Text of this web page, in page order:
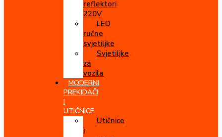
reflektori
220V
LED
ručne
svjetiljke
Svjetiljke
za
vozila
MODERNI
PREKIDAČI
I
UTIČNICE
Utičnice
i